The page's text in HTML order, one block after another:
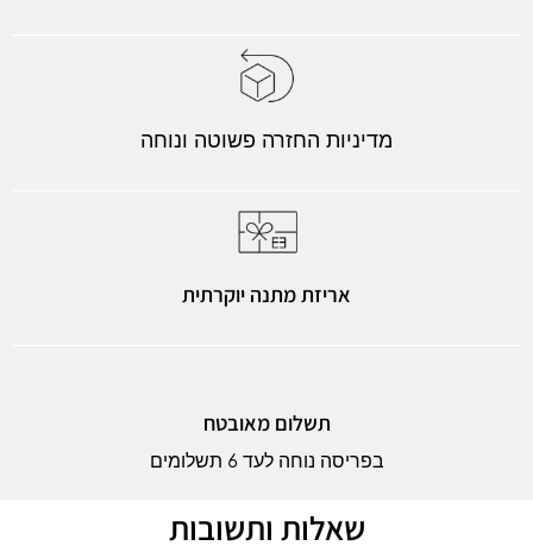
מדיניות החזרה פשוטה ונוחה
אריזת מתנה יוקרתית
תשלום מאובטח
בפריסה נוחה לעד 6 תשלומים
שאלות ותשובות